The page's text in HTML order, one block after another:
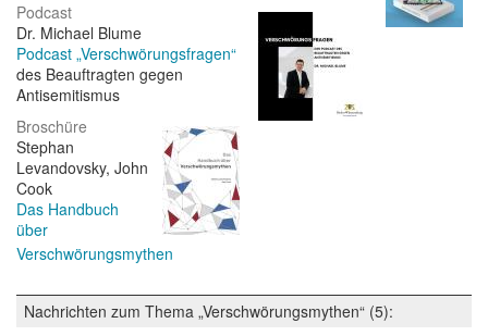
Podcast
Dr. Michael Blume
Podcast „Verschwörungsfragen“
des Beauftragten gegen
Antisemitismus
Broschüre
Stephan
Levandovsky, John
Cook
Das Handbuch
über
Verschwörungsmythen
Nachrichten zum Thema „Verschwörungsmythen“ (5):